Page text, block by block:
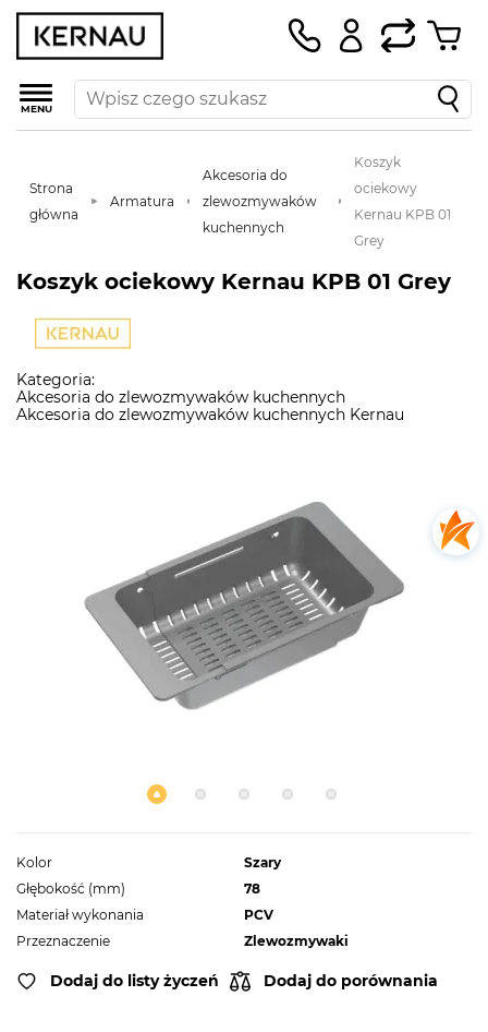
MENU
Strona
główna
Armatura
Akcesoria do
zlewozmywaków
kuchennych
Koszyk
ociekowy
Kernau KPB 01
Grey
Koszyk ociekowy Kernau KPB 01 Grey
Kategoria:
Akcesoria do zlewozmywaków kuchennych
Akcesoria do zlewozmywaków kuchennych Kernau
Kolor
Szary
Głębokość (mm)
78
Materiał wykonania
PCV
Przeznaczenie
Zlewozmywaki
Dodaj do listy życzeń Dodaj do porównania